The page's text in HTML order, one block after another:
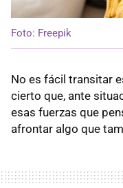
Foto: Freepik
No es fácil transitar
cierto que, ante
esas fuerzas que
afrontar algo que